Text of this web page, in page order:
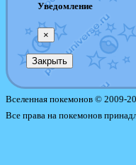
Уведомление
×
Закрыть
Вселенная покемонов © 2009-
Все права на покемонов